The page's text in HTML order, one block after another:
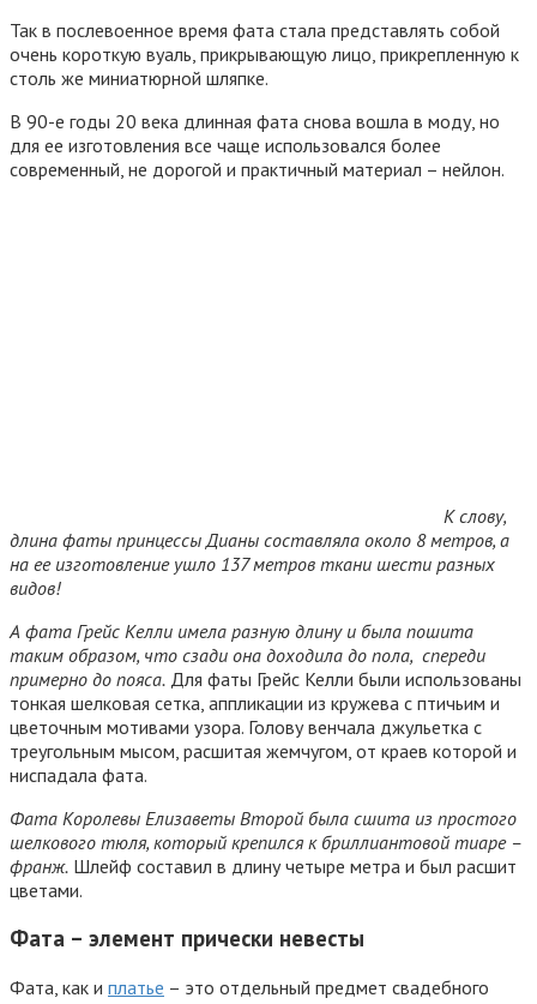
Так в послевоенное время фата стала представлять собой
очень короткую вуаль, прикрывающую лицо, прикрепленную к
столь же миниатюрной шляпке.
В 90-е годы 20 века длинная фата снова вошла в моду, но
для ее изготовления все чаще использовался более
современный, не дорогой и практичный материал – нейлон.
К слову,
длина фаты принцессы Дианы составляла около 8 метров, а
на ее изготовление ушло 137 метров ткани шести разных
видов!
А фата Грейс Келли имела разную длину и была пошита
таким образом, что сзади она доходила до пола, спереди
примерно до пояса. Для фаты Грейс Келли были использованы
тонкая шелковая сетка, аппликации из кружева с птичьим и
цветочным мотивами узора. Голову венчала джульетка с
треугольным мысом, расшитая жемчугом, от краев которой и
ниспадала фата.
Фата Королевы Елизаветы Второй была сшита из простого
шелкового тюля, который крепился к бриллиантовой тиаре –
франж. Шлейф составил в длину четыре метра и был расшит
цветами.
Фата – элемент прически невесты
Фата, как и платье – это отдельный предмет свадебного